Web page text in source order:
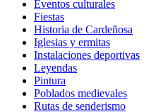
Eventos culturales
Fiestas
Historia de Cardeñosa
Iglesias y ermitas
Instalaciones deportivas
Leyendas
Pintura
Poblados medievales
Rutas de senderismo